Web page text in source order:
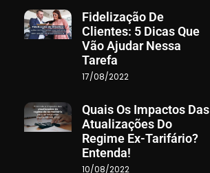
Fidelização De
Clientes: 5 Dicas Que
Vão Ajudar Nessa
Tarefa
17/08/2022
Quais Os Impactos Das
Atualizações Do
Regime Ex-Tarifário?
Entenda!
10/08/2022